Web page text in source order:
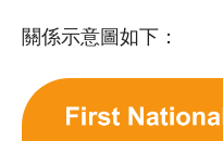
關係示意圖如下：